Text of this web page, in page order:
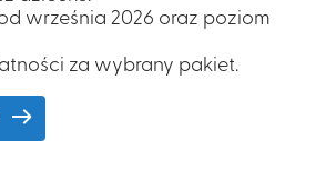
września 2026 oraz poziom
za wybrany pakiet.